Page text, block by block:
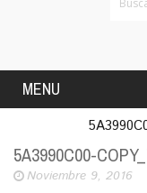
MENU
5A3990C00-
Noviembre 9, 2016